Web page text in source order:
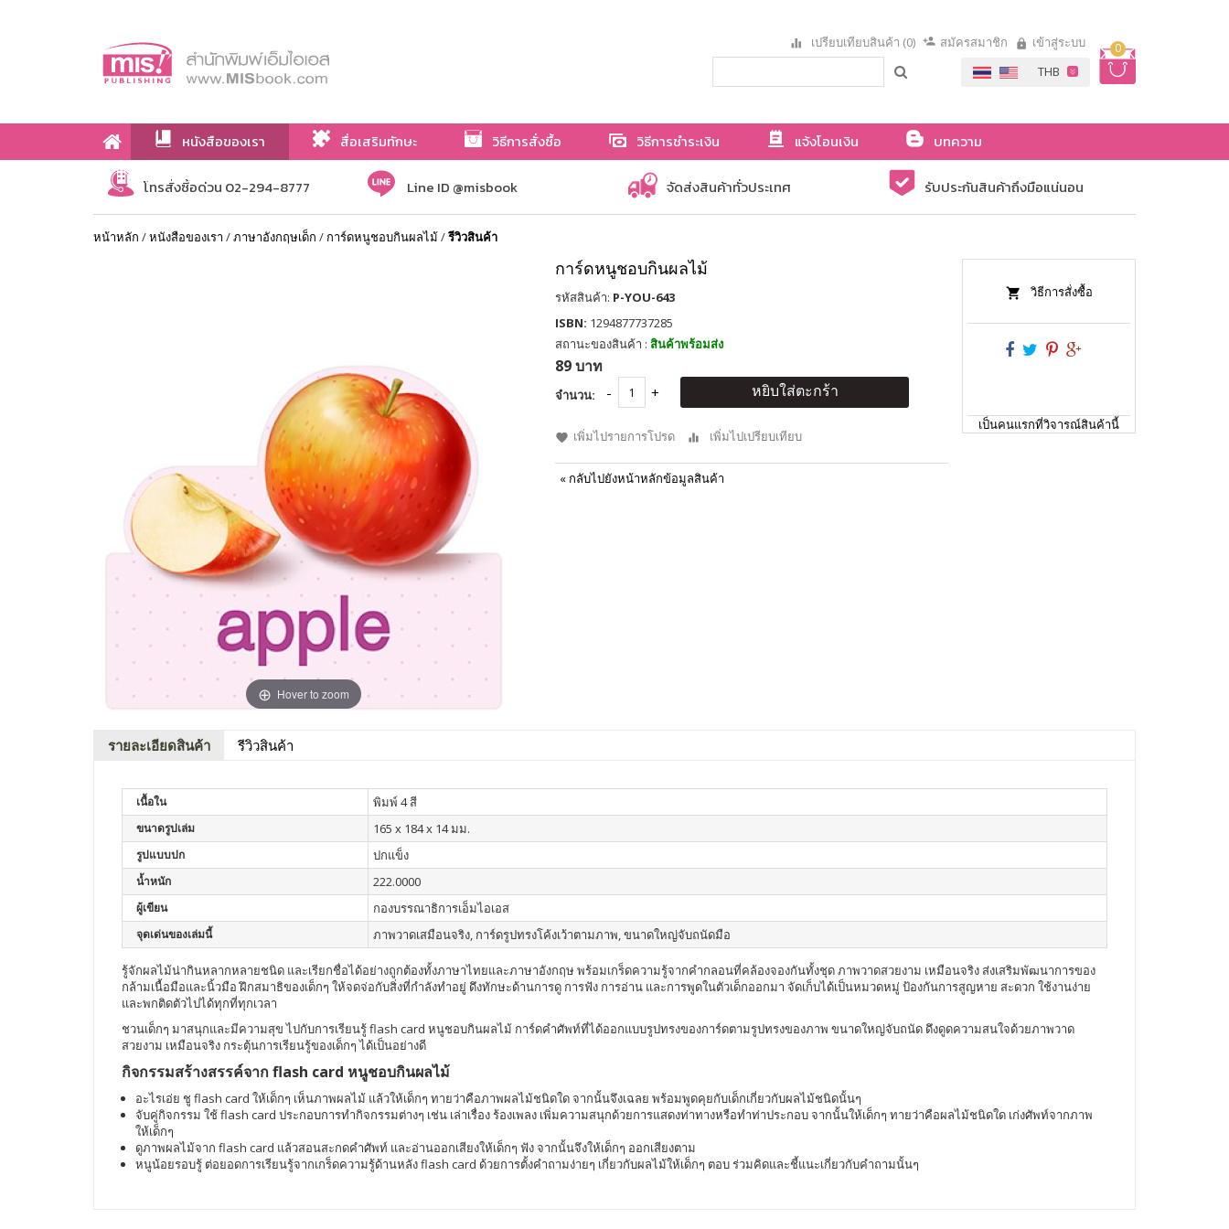
0
เปรียบเทียบสินค้า (0) สมัครสมาชิก เข้าสู่ระบบ
หนังสือของเรา สื่อเสริมทักษะ วิธีการสั่งซื้อ วิธีการชำระเงิน แจ้งโอนเงิน
บทความ
เกี่ยวกับเรา
โทรสั่งซื้อด่วน 02-294-8777 Line ID @misbook จัดส่งสินค้าทั่วประเทศ รับประกันสินค้าถึงมือแน่นอน
หน้าหลัก /หนังสือของเรา /ภาษาอังกฤษเด็ก / การ์ดหนูชอบกินผลไม้/รีวิวสินค้า
Hover to zoom
การ์ดหนูชอบกินผลไม้
รหัสสินค้า: P-YOU-643
ISBN: 1294877737285
สถานะของสินค้า : สินค้าพร้อมส่ง
89 บาท
จำนวน: หยิบใส่ตะกร้า
เพิ่มไปรายการโปรด เพิ่มไปเปรียบเทียบ
« กลับไปยังหน้าหลักข้อมูลสินค้า
วิธีการสั่งซื้อ
เป็นคนแรกที่วิจารณ์สินค้านี้
รายละเอียดสินค้า รีวิวสินค้า
เนื้อใน พิมพ์ 4 สี
ขนาดรูปเล่ม 165 x 184 x 14 มม.
รูปแบบปก ปกแข็ง
น้ำหนัก 222.0000
ผู้เขียน กองบรรณาธิการเอ็มไอเอส
จุดเด่นของเล่มนี้ ภาพวาดเสมือนจริง, การ์ดรูปทรงโค้งเว้าตามภาพ, ขนาดใหญ่จับถนัดมือ
รู้จักผลไม้น่ากินหลากหลายชนิด และเรียกชื่อได้อย่างถูกต้องทั้งภาษาไทยและภาษาอังกฤษ พร้อมเกร็ดความรู้จากคำกลอนที่คล้องจองกันทั้งชุด ภาพวาดสวยงาม เหมือนจริง ส่งเสริมพัฒนาการของ
กล้ามเนื้อมือและนิ้วมือ ฝึกสมาธิของเด็กๆ ให้จดจ่อกับสิ่งที่กำลังทำอยู่ ดึงทักษะด้านการดู การฟัง การอ่าน และการพูดในตัวเด็กออกมา จัดเก็บได้เป็นหมวดหมู่ ป้องกันการสูญหาย สะดวก ใช้งานง่าย
และพกติดตัวไปได้ทุกที่ทุกเวลา
ชวนเด็กๆ มาสนุกและมีความสุข ไปกับการเรียนรู้ flash card หนูชอบกินผลไม้ การ์ดคำศัพท์ที่ได้ออกแบบรูปทรงของการ์ดตามรูปทรงของภาพ ขนาดใหญ่จับถนัด ดึงดูดความสนใจด้วยภาพวาด
สวยงาม เหมือนจริง กระตุ้นการเรียนรู้ของเด็กๆ ได้เป็นอย่างดี
กิจกรรมสร้างสรรค์จาก flash card หนูชอบกินผลไม้
อะไรเอ่ย ชู flash card ให้เด็กๆ เห็นภาพผลไม้ แล้วให้เด็กๆ ทายว่าคือภาพผลไม้ชนิดใด จากนั้นจึงเฉลย พร้อมพูดคุยกับเด็กเกี่ยวกับผลไม้ชนิดนั้นๆ
จับคู่กิจกรรม ใช้ flash card ประกอบการทำกิจกรรมต่างๆ เช่น เล่าเรื่อง ร้องเพลง เพิ่มความสนุกด้วยการแสดงท่าทางหรือทำท่าประกอบ จากนั้นให้เด็กๆ ทายว่าคือผลไม้ชนิดใด เก่งศัพท์จากภาพ
ให้เด็กๆ
ดูภาพผลไม้จาก flash card แล้วสอนสะกดคำศัพท์ และอ่านออกเสียงให้เด็กๆ ฟัง จากนั้นจึงให้เด็กๆ ออกเสียงตาม
หนูน้อยรอบรู้ ต่อยอดการเรียนรู้จากเกร็ดความรู้ด้านหลัง flash card ด้วยการตั้งคำถามง่ายๆ เกี่ยวกับผลไม้ให้เด็กๆ ตอบ ร่วมคิดและชี้แนะเกี่ยวกับคำถามนั้นๆ